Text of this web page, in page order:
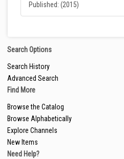
Published: (2015)
Search Options
Search History
Advanced Search
Find More
Browse the Catalog
Browse Alphabetically
Explore Channels
New Items
Need Help?